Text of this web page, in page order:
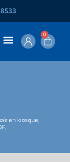
0
en kiosque,